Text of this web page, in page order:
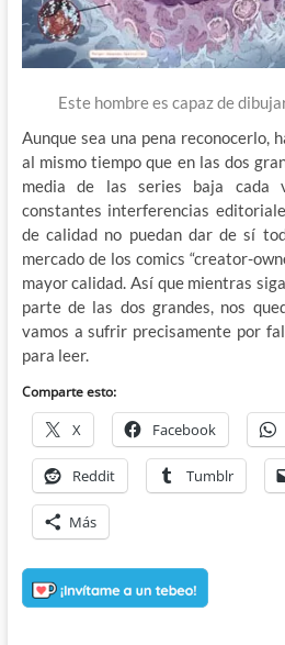
Este hombre es capaz de
Aunque sea una pena reconocerlo,
al mismo tiempo que en las dos
media de las series baja cada
constantes interferencias
de calidad no puedan dar de sí
mercado de los comics “creator-
mayor calidad. Así que mientras
parte de las dos grandes, nos
vamos a sufrir precisamente por
para leer.
Comparte esto:
X Facebook
Reddit Tumblr
Más